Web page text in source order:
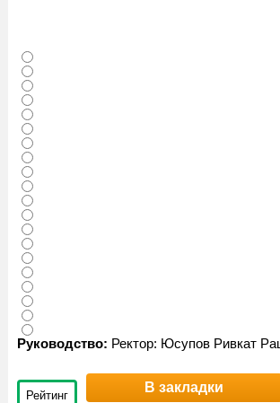
Руководство: Ректор: Юсупов Ривкат
Рейтинг В закладки